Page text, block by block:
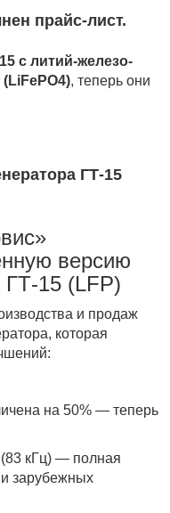
прайс-лист.
с литий-железо-
, теперь они
ГТ-15
версию
ГТ-15 (LFP)
и продаж
которая
на 50% — теперь
кГц) — полная
зарубежных